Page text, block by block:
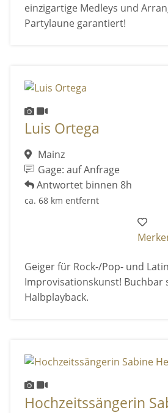
einzigartige Medleys und
Partylaune garantiert!
Luis Ortega
Mainz
Gage: auf Anfrage
Antwortet binnen 8h
ca. 68 km entfernt
Geiger für Rock-/Pop- und
Improvisationskunst! Buchbar
Halbplayback.
Hochzeitssängerin